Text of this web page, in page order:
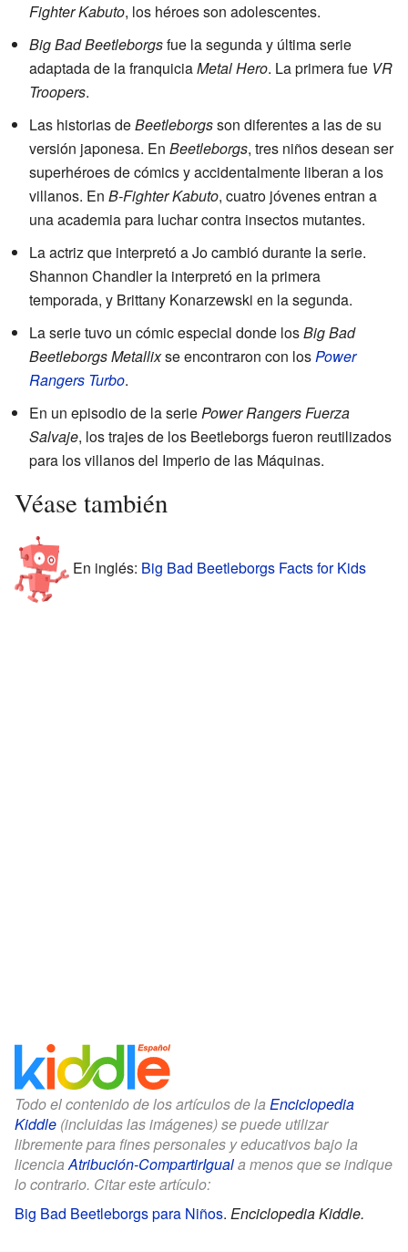
Fighter Kabuto, los héroes son adolescentes.
Big Bad Beetleborgsfue la segunda y última serie
adaptada de la franquiciaMetal Hero. La primera fue VR
Troopers.
Las historias deBeetleborgsson diferentes a las de su
versión japonesa. En Beetleborgs, tres niños desean ser
superhéroes de cómics y accidentalmente liberan a los
villanos. En B-Fighter Kabuto, cuatro jóvenes entran a
una academia para luchar contra insectos mutantes.
La actriz que interpretó a Jo cambió durante la serie.
Shannon Chandler la interpretó en la primera
temporada, y Brittany Konarzewski en la segunda.
La serie tuvo un cómic especial donde losBig Bad
Beetleborgs Metallixse encontraron con losPower
Rangers Turbo.
En un episodio de la seriePower Rangers Fuerza
Salvaje, los trajes de los Beetleborgs fueron reutilizados
para los villanos del Imperio de las Máquinas.
Véase también
En inglés: Big Bad Beetleborgs Facts for Kids
Todo el contenido de los artículos de la Enciclopedia
Kiddle (incluidas las imágenes) se puede utilizar
libremente para fines personales y educativos bajo la
licenciaAtribución-CompartirIguala menos que se indique
lo contrario. Citar este artículo:
Big Bad Beetleborgs para Niños. Enciclopedia Kiddle.